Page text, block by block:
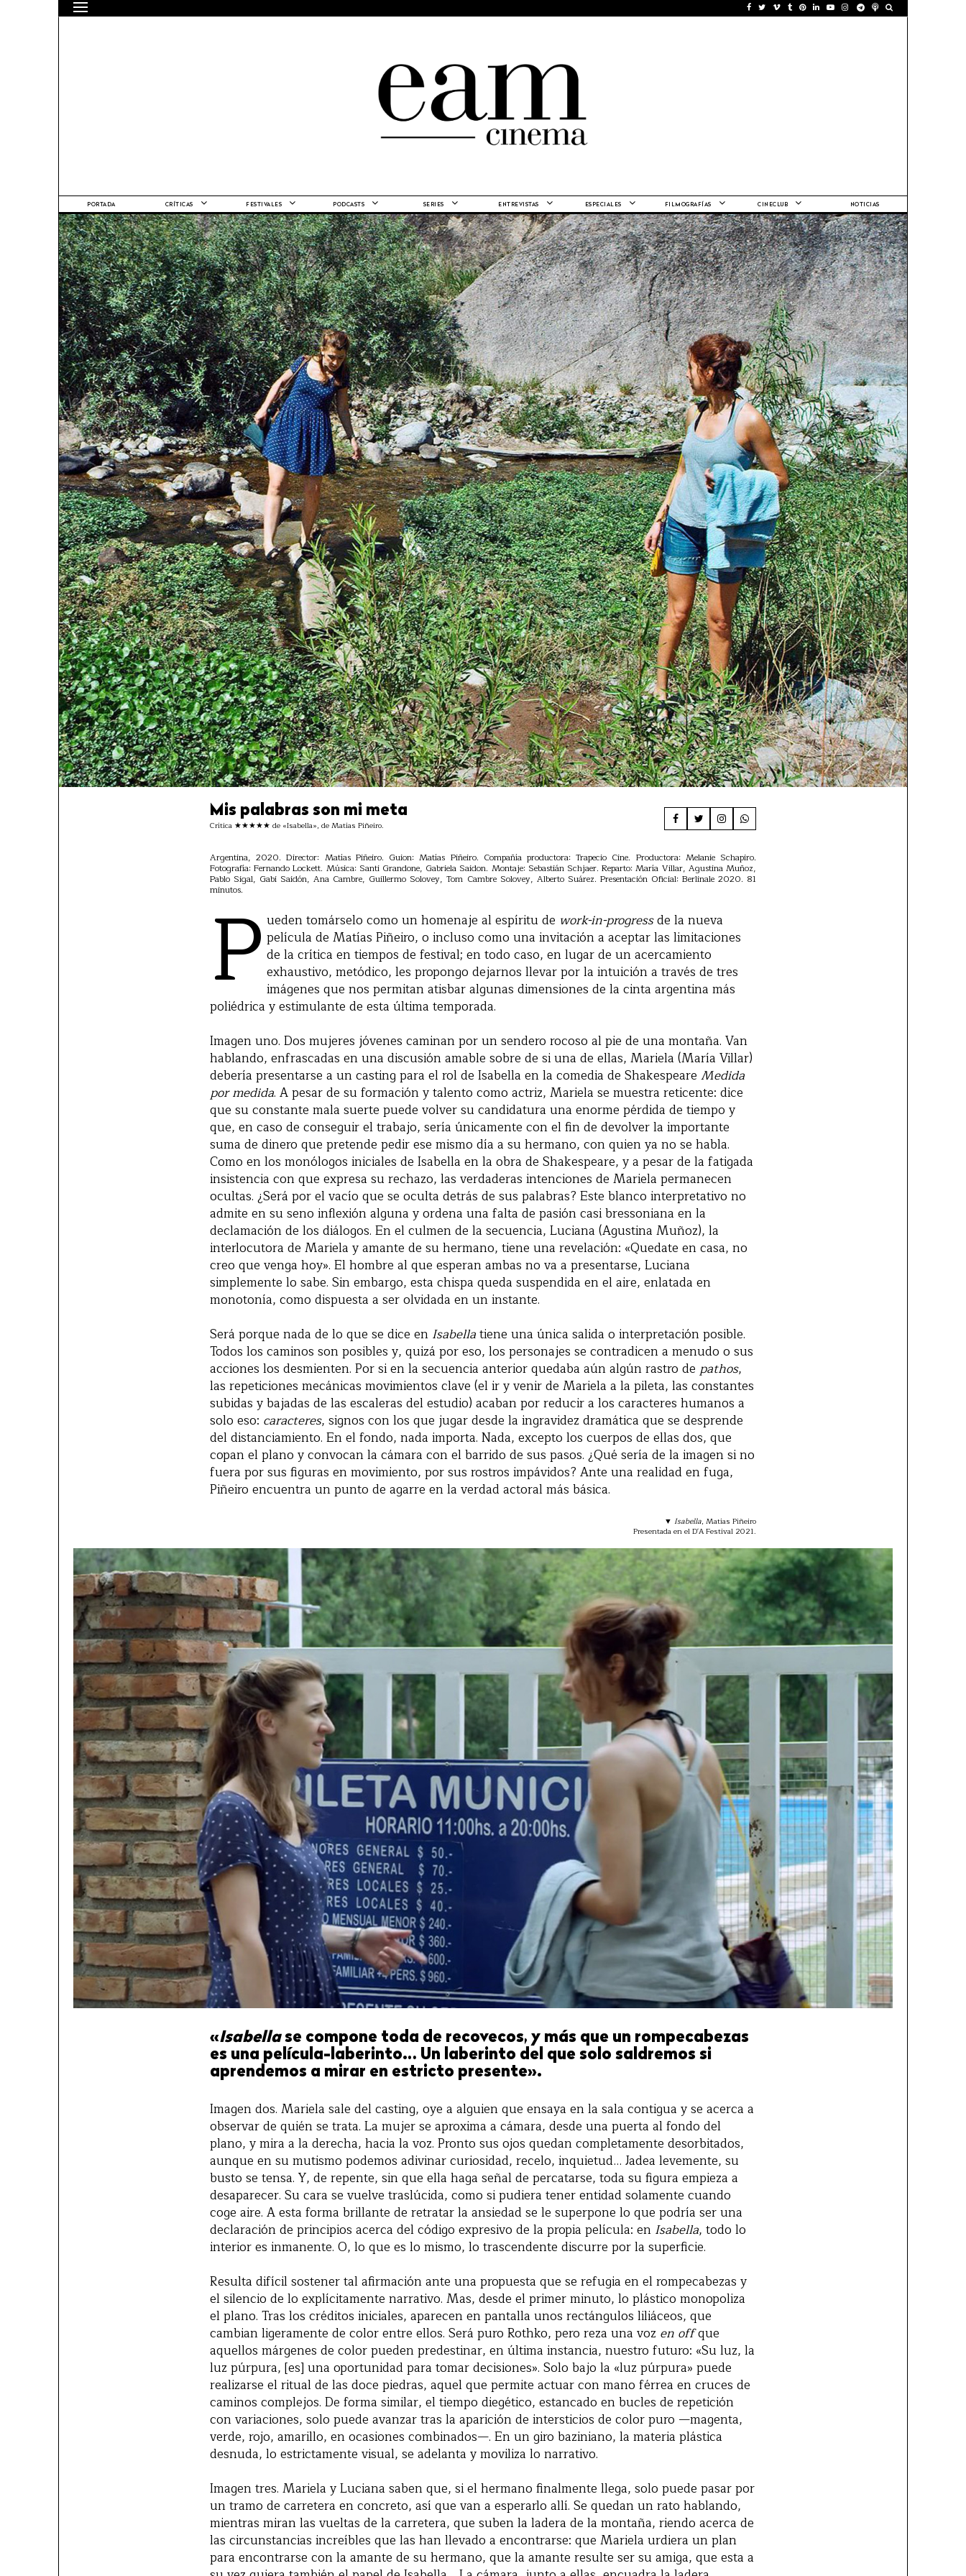
PORTADA CRÍTICAS FESTIVALES PODCASTS SERIES ENTREVISTAS ESPECIALES FILMOGRAFÍAS CINECLUB NOTICIAS
Mis palabras son mi meta
Crítica ★★★★★ de «Isabella», de Matías Piñeiro.
Argentina, 2020. Director: Matías Piñeiro. Guion: Matías Piñeiro. Compañía productora: Trapecio Cine. Productora: Melanie Schapiro.
Fotografía: Fernando Lockett. Música: Santi Grandone, Gabriela Saidon. Montaje: Sebastián Schjaer. Reparto: María Villar, Agustina Muñoz,
Pablo Sigal, Gabi Saidón, Ana Cambre, Guillermo Solovey, Tom Cambre Solovey, Alberto Suárez. Presentación Oficial: Berlinale 2020. 81
minutos.
P ueden tomárselo como un homenaje al espíritu de work-in-progressde la nueva
película de Matías Piñeiro, o incluso como una invitación a aceptar las limitaciones
de la crítica en tiempos de festival; en todo caso, en lugar de un acercamiento
exhaustivo, metódico, les propongo dejarnos llevar por la intuición a través de tres
imágenes que nos permitan atisbar algunas dimensiones de la cinta argentina más
poliédrica y estimulante de esta última temporada.
Imagen uno. Dos mujeres jóvenes caminan por un sendero rocoso al pie de una montaña. Van
hablando, enfrascadas en una discusión amable sobre de si una de ellas, Mariela (María Villar)
debería presentarse a un casting para el rol de Isabella en la comedia de Shakespeare Medida
por medida. A pesar de su formación y talento como actriz, Mariela se muestra reticente: dice
que su constante mala suerte puede volver su candidatura una enorme pérdida de tiempo y
que, en caso de conseguir el trabajo, sería únicamente con el fin de devolver la importante
suma de dinero que pretende pedir ese mismo día a su hermano, con quien ya no se habla.
Como en los monólogos iniciales de Isabella en la obra de Shakespeare, y a pesar de la fatigada
insistencia con que expresa su rechazo, las verdaderas intenciones de Mariela permanecen
ocultas. ¿Será por el vacío que se oculta detrás de sus palabras? Este blanco interpretativo no
admite en su seno inflexión alguna y ordena una falta de pasión casi bressoniana en la
declamación de los diálogos. En el culmen de la secuencia, Luciana (Agustina Muñoz), la
interlocutora de Mariela y amante de su hermano, tiene una revelación: «Quedate en casa, no
creo que venga hoy». El hombre al que esperan ambas no va a presentarse, Luciana
simplemente lo sabe. Sin embargo, esta chispa queda suspendida en el aire, enlatada en
monotonía, como dispuesta a ser olvidada en un instante.
Será porque nada de lo que se dice en Isabellatiene una única salida o interpretación posible.
Todos los caminos son posibles y, quizá por eso, los personajes se contradicen a menudo o sus
acciones los desmienten. Por si en la secuencia anterior quedaba aún algún rastro de pathos,
las repeticiones mecánicas movimientos clave (el ir y venir de Mariela a la pileta, las constantes
subidas y bajadas de las escaleras del estudio) acaban por reducir a los caracteres humanos a
solo eso: caracteres, signos con los que jugar desde la ingravidez dramática que se desprende
del distanciamiento. En el fondo, nada importa. Nada, excepto los cuerpos de ellas dos, que
copan el plano y convocan la cámara con el barrido de sus pasos. ¿Qué sería de la imagen si no
fuera por sus figuras en movimiento, por sus rostros impávidos? Ante una realidad en fuga,
Piñeiro encuentra un punto de agarre en la verdad actoral más básica.
▼ Isabella, Matías Piñeiro
Presentada en el D'A Festival 2021.
«Isabellase compone toda de recovecos, y más que un rompecabezas
es una película-laberinto… Un laberinto del que solo saldremos si
aprendemos a mirar en estricto presente».
Imagen dos. Mariela sale del casting, oye a alguien que ensaya en la sala contigua y se acerca a
observar de quién se trata. La mujer se aproxima a cámara, desde una puerta al fondo del
plano, y mira a la derecha, hacia la voz. Pronto sus ojos quedan completamente desorbitados,
aunque en su mutismo podemos adivinar curiosidad, recelo, inquietud… Jadea levemente, su
busto se tensa. Y, de repente, sin que ella haga señal de percatarse, toda su figura empieza a
desaparecer. Su cara se vuelve traslúcida, como si pudiera tener entidad solamente cuando
coge aire. A esta forma brillante de retratar la ansiedad se le superpone lo que podría ser una
declaración de principios acerca del código expresivo de la propia película: en Isabella, todo lo
interior es inmanente. O, lo que es lo mismo, lo trascendente discurre por la superficie.
Resulta difícil sostener tal afirmación ante una propuesta que se refugia en el rompecabezas y
el silencio de lo explícitamente narrativo. Mas, desde el primer minuto, lo plástico monopoliza
el plano. Tras los créditos iniciales, aparecen en pantalla unos rectángulos liliáceos, que
cambian ligeramente de color entre ellos. Será puro Rothko, pero reza una voz en offque
aquellos márgenes de color pueden predestinar, en última instancia, nuestro futuro: «Su luz, la
luz púrpura, [es] una oportunidad para tomar decisiones». Solo bajo la «luz púrpura» puede
realizarse el ritual de las doce piedras, aquel que permite actuar con mano férrea en cruces de
caminos complejos. De forma similar, el tiempo diegético, estancado en bucles de repetición
con variaciones, solo puede avanzar tras la aparición de intersticios de color puro —magenta,
verde, rojo, amarillo, en ocasiones combinados—. En un giro baziniano, la materia plástica
desnuda, lo estrictamente visual, se adelanta y moviliza lo narrativo.
Imagen tres. Mariela y Luciana saben que, si el hermano finalmente llega, solo puede pasar por
un tramo de carretera en concreto, así que van a esperarlo allí. Se quedan un rato hablando,
mientras miran las vueltas de la carretera, que suben la ladera de la montaña, riendo acerca de
las circunstancias increíbles que las han llevado a encontrarse: que Mariela urdiera un plan
para encontrarse con la amante de su hermano, que la amante resulte ser su amiga, que esta a